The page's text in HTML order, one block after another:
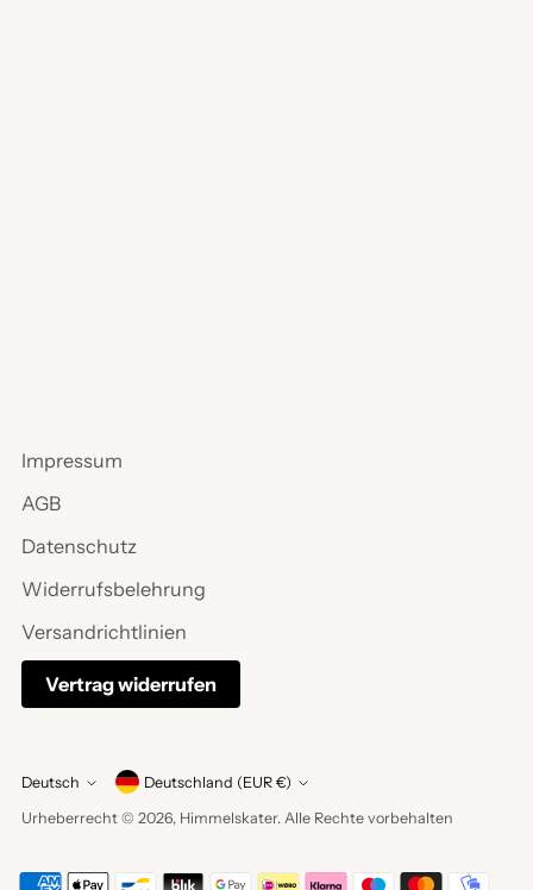
Impressum
AGB
Datenschutz
Widerrufsbelehrung
Versandrichtlinien
Vertrag widerrufen
Sprache
Deutsch Währung Deutschland (EUR €)
Urheberrecht © 2026, Himmelskater. Alle Rechte vorbehalten